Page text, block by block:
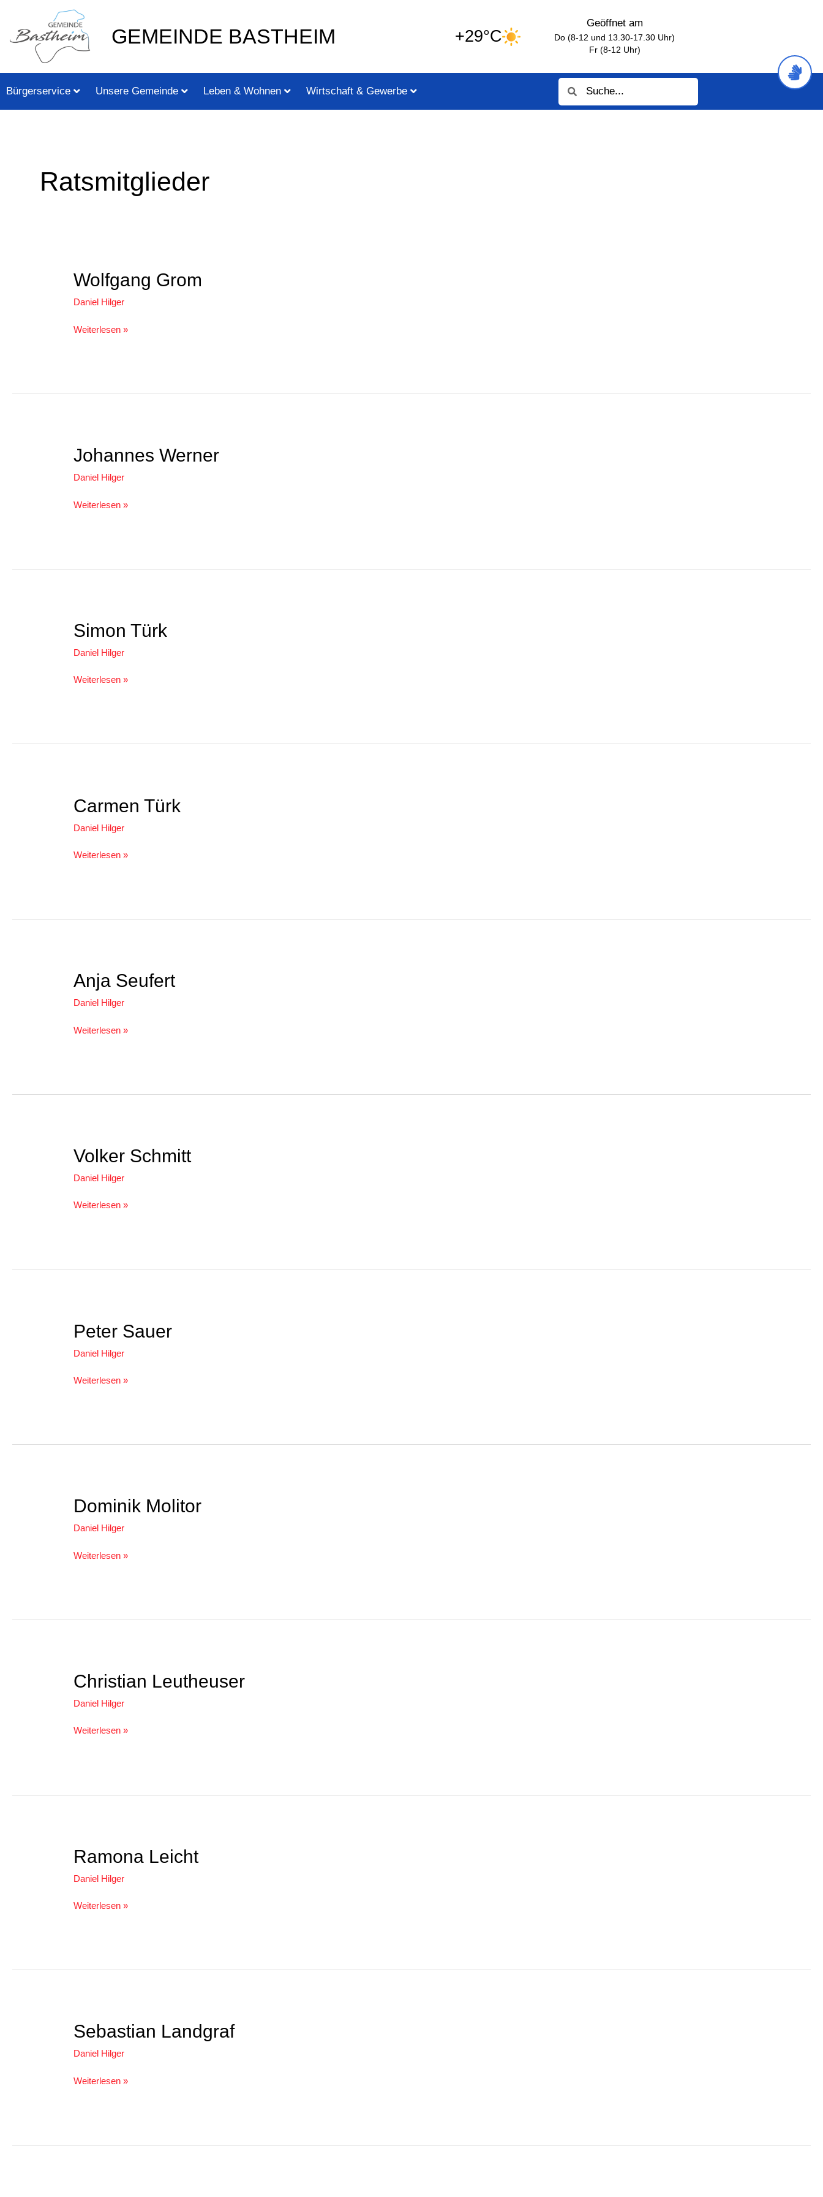
springen
GEMEINDE BASTHEIM +29°C
Geöffnet am
Do (8-12 und 13.30-17.30 Uhr)
Fr (8-12 Uhr)
Bürgerservice Unsere Gemeinde Leben & Wohnen Wirtschaft & Gewerbe
Ratsmitglieder
Wolfgang Grom
Daniel Hilger
Wolfgang
Grom
Weiterlesen »
Johannes Werner
Daniel Hilger
Johannes
Werner
Weiterlesen »
Simon Türk
Daniel Hilger
Simon
Türk
Weiterlesen »
Carmen Türk
Daniel Hilger
Carmen
Türk
Weiterlesen »
Anja Seufert
Daniel Hilger
Anja
Seufert
Weiterlesen »
Volker Schmitt
Daniel Hilger
Volker
Schmitt
Weiterlesen »
Peter Sauer
Daniel Hilger
Peter
Sauer
Weiterlesen »
Dominik Molitor
Daniel Hilger
Dominik
Molitor
Weiterlesen »
Christian Leutheuser
Daniel Hilger
Christian
Leutheuser
Weiterlesen »
Ramona Leicht
Daniel Hilger
Ramona
Leicht
Weiterlesen »
Sebastian Landgraf
Daniel Hilger
Sebastian
Landgraf
Weiterlesen »